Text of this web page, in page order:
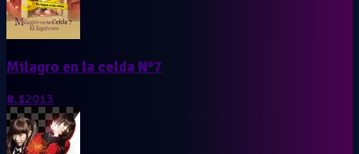
Milagro en la celda N°7
8.12013